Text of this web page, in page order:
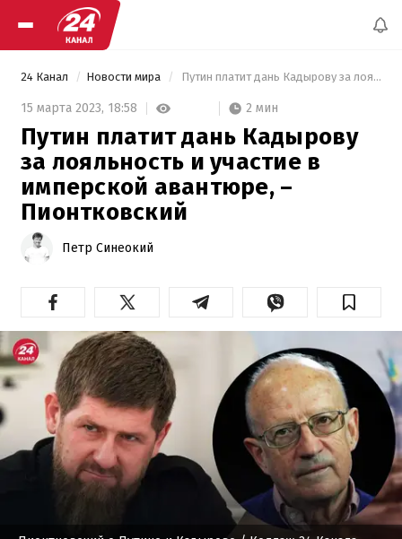
24 Канал Новости мира Путин платит дань Кадырову за лояльность и участие в имперской авантюре, – Пионтковский
15 марта 2023, 18:58 2 мин
Путин платит дань Кадырову
за лояльность и участие в
имперской авантюре, –
Пионтковский
Петр Синеокий